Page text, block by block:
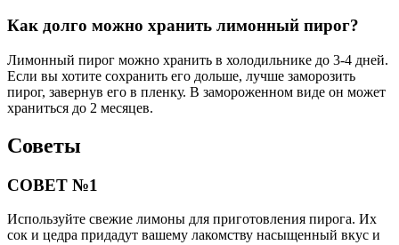
Как долго можно хранить лимонный пирог?
Лимонный пирог можно хранить в холодильнике до 3-4 дней.
Если вы хотите сохранить его дольше, лучше заморозить
пирог, завернув его в пленку. В замороженном виде он может
храниться до 2 месяцев.
Советы
СОВЕТ №1
Используйте свежие лимоны для приготовления пирога. Их
сок и цедра придадут вашему лакомству насыщенный вкус и